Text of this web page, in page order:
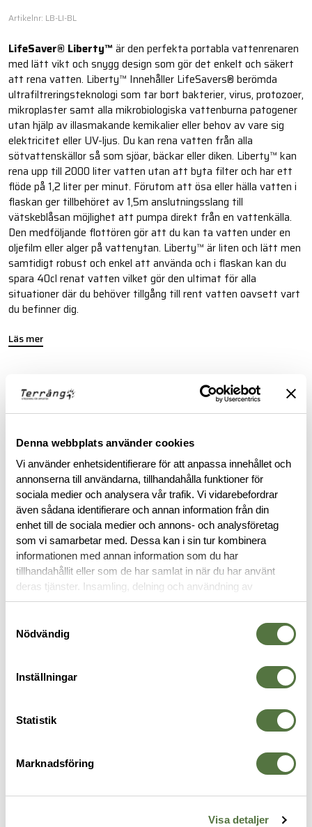
Denna webbplats använder cookies
Vi använder enhetsidentifierare för att anpassa innehållet och
annonserna till användarna, tillhandahålla funktioner för
sociala medier och analysera vår trafik. Vi vidarebefordrar
även sådana identifierare och annan information från din
enhet till de sociala medier och annons- och analysföretag
som vi samarbetar med. Dessa kan i sin tur kombinera
informationen med annan information som du har
tillhandahållit eller som de har samlat in när du har använt
deras tjänster. Insamling, delning och användning av
personuppgifter kan användas för personalisering av
Nödvändig
Inställningar
Statistik
Marknadsföring
Visa detaljer
Artikelnr: LB-LI-BL
LifeSaver® Liberty™ är den perfekta portabla vattenrenaren
med lätt vikt och snygg design som gör det enkelt och säkert
att rena vatten. Liberty™ Innehåller LifeSavers® berömda
ultrafiltreringsteknologi som tar bort bakterier, virus, protozoer,
mikroplaster samt alla mikrobiologiska vattenburna patogener
utan hjälp av illasmakande kemikalier eller behov av vare sig
elektricitet eller UV-ljus. Du kan rena vatten från alla
sötvattenskällor så som sjöar, bäckar eller diken. Liberty™ kan
rena upp till 2000 liter vatten utan att byta filter och har ett
flöde på 1,2 liter per minut. Förutom att ösa eller hälla vatten i
flaskan ger tillbehöret av 1,5m anslutningsslang till
vätskeblåsan möjlighet att pumpa direkt från en vattenkälla.
Den medföljande flottören gör att du kan ta vatten under en
oljefilm eller alger på vattenytan. Liberty™ är liten och lätt men
samtidigt robust och enkel att använda och i flaskan kan du
spara 40cl renat vatten vilket gör den ultimat för alla
situationer där du behöver tillgång till rent vatten oavsett vart
du befinner dig.
Läs mer
BESKRIVNING
RECENSIONER
OM VARUMÄRKET